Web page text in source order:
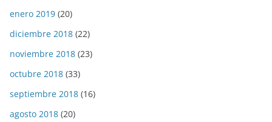
enero 2019 (20)
diciembre 2018 (22)
noviembre 2018 (23)
octubre 2018 (33)
septiembre 2018 (16)
agosto 2018 (20)